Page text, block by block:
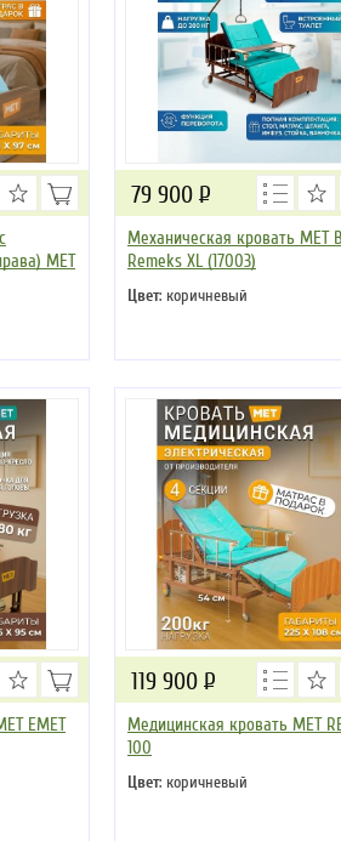
MET
Механическая кровать MET
Remeks XL (17003)
Цвет: коричневый
79 900 Р
EMET
Медицинская кровать MET
100
Цвет: коричневый
119 900 Р